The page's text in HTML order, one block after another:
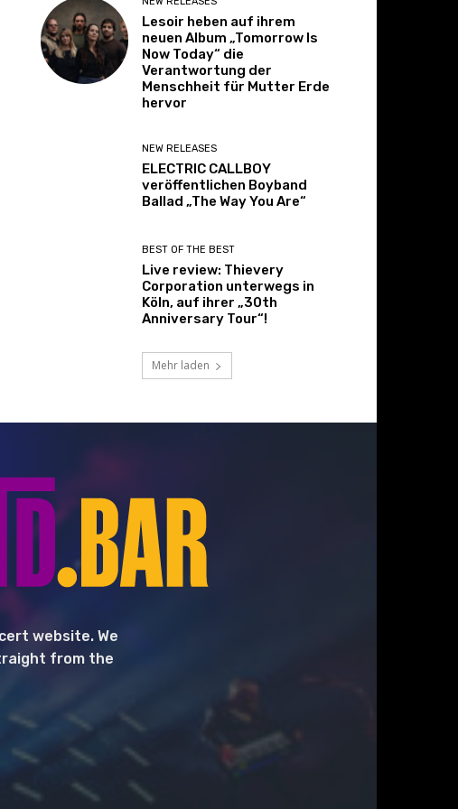
Lesoir heben auf ihrem
neuen Album „Tomorrow Is
Now Today“ die
Verantwortung der
Menschheit für Mutter Erde
hervor
NEW RELEASES
ELECTRIC CALLBOY
veröffentlichen Boyband
Ballad „The Way You Are“
BEST OF THE BEST
Live review: Thievery
Corporation unterwegs in
Köln, auf ihrer „30th
Anniversary Tour“!
Mehr laden
website. We
from the